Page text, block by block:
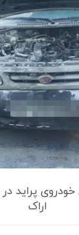
خودروی پراید
اراک